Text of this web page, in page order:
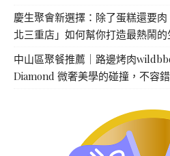
慶生聚會新選擇：除了蛋糕還要
北三重店」如何幫你打造最熱鬧
中山區聚餐推薦｜路邊烤肉
Diamond 微奢美學的碰撞，不容